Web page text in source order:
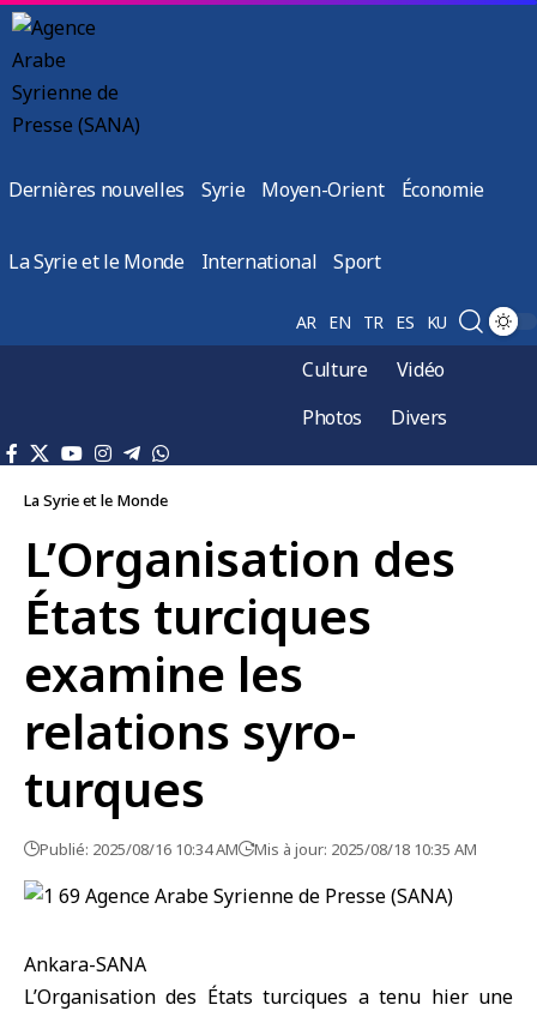
Dernières nouvelles Syrie Moyen-Orient Économie
La Syrie et le Monde International Sport
AR EN TR ES KU
Culture
Vidéo
Photos
Divers
La Syrie et le Monde
L’Organisation des
États turciques
examine les
relations syro-
turques
Publié: 2025/08/16 10:34 AM Mis à jour: 2025/08/18 10:35 AM
Ankara-SANA
L’Organisation des États turciques a tenu hier une